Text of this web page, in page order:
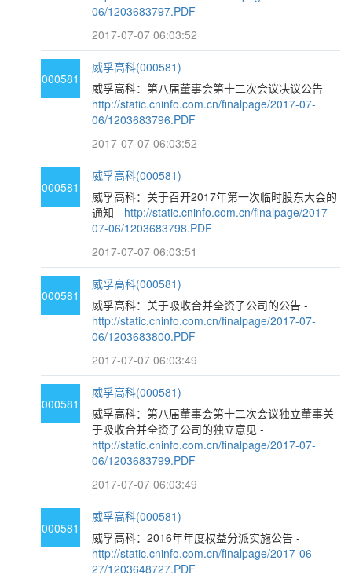
06/1203683797.PDF
2017-07-07 06:03:52
000581
威孚高科(000581)
威孚高科：第八届董事会第十二次会议决议公告 -
http://static.cninfo.com.cn/finalpage/2017-07-
06/1203683796.PDF
2017-07-07 06:03:52
000581
威孚高科(000581)
威孚高科：关于召开2017年第一次临时股东大会的
通知 - http://static.cninfo.com.cn/finalpage/2017-
07-06/1203683798.PDF
2017-07-07 06:03:51
000581
威孚高科(000581)
威孚高科：关于吸收合并全资子公司的公告 -
http://static.cninfo.com.cn/finalpage/2017-07-
06/1203683800.PDF
2017-07-07 06:03:49
000581
威孚高科(000581)
威孚高科：第八届董事会第十二次会议独立董事关
于吸收合并全资子公司的独立意见 -
http://static.cninfo.com.cn/finalpage/2017-07-
06/1203683799.PDF
2017-07-07 06:03:49
000581
威孚高科(000581)
威孚高科：2016年年度权益分派实施公告 -
http://static.cninfo.com.cn/finalpage/2017-06-
27/1203648727.PDF